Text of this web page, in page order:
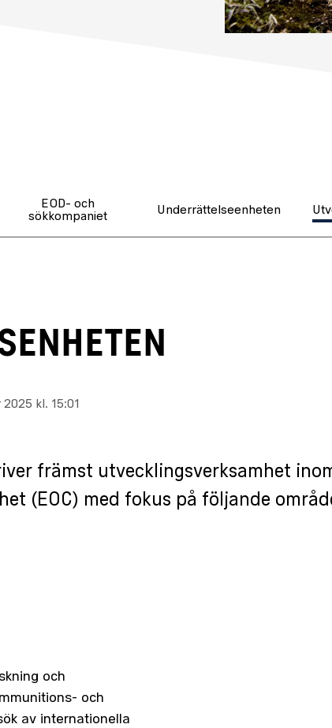
EOD- och
sökkompaniet
Underrättelseenheten
kl. 15:01
främst utvecklingsverksamhet
(EOC) med fokus på följande
och
och
av internationella